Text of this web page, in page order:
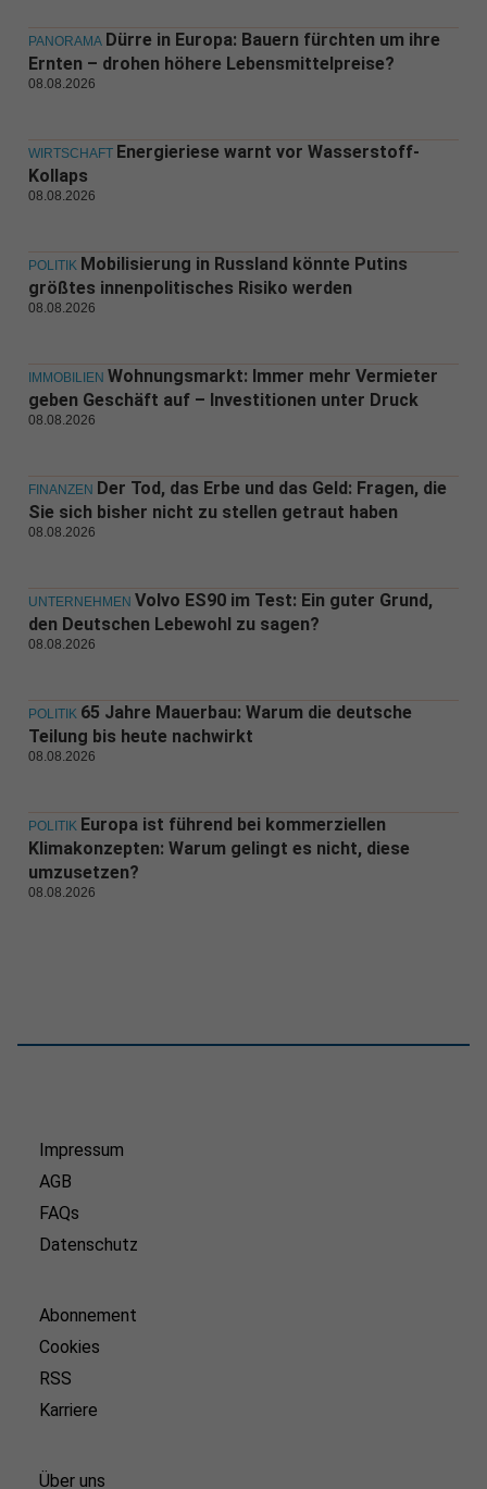
PANORAMA Dürre in Europa: Bauern fürchten um ihre
Ernten – drohen höhere Lebensmittelpreise?
08.08.2026
WIRTSCHAFT Energieriese warnt vor Wasserstoff-
Kollaps
08.08.2026
POLITIK Mobilisierung in Russland könnte Putins
größtes innenpolitisches Risiko werden
08.08.2026
IMMOBILIEN Wohnungsmarkt: Immer mehr Vermieter
geben Geschäft auf – Investitionen unter Druck
08.08.2026
FINANZEN Der Tod, das Erbe und das Geld: Fragen, die
Sie sich bisher nicht zu stellen getraut haben
08.08.2026
UNTERNEHMEN Volvo ES90 im Test: Ein guter Grund,
den Deutschen Lebewohl zu sagen?
08.08.2026
POLITIK 65 Jahre Mauerbau: Warum die deutsche
Teilung bis heute nachwirkt
08.08.2026
POLITIK Europa ist führend bei kommerziellen
Klimakonzepten: Warum gelingt es nicht, diese
umzusetzen?
08.08.2026
Impressum
AGB
FAQs
Datenschutz
Abonnement
Cookies
RSS
Karriere
Über uns